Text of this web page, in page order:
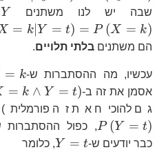
שבה יש לנו משתנים
X,Y
Y
= k ∣Y = t) = P (X = k)
הם משתנים בלתי תלויים.
עכשיו, מה ההסתברות ש-
X=k
= k Y=t
אסמן את זה ב-
P\left(X=k\wedge
Y=t\right)
= k ∧ Y = t)
גם להוכיח את זה פורמלית)
P (Y = t) , כפול ההסתברות
X=k
כבר יודעים ש-
Y = t , כלומר